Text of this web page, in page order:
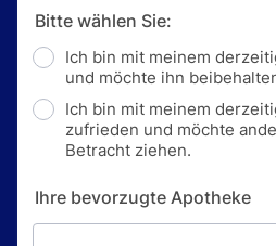
Bitte wählen Sie:
Ich bin mit meinem
und möchte ihn
Ich bin mit meinem
zufrieden und möchte
Betracht ziehen.
Ihre bevorzugte Apotheke